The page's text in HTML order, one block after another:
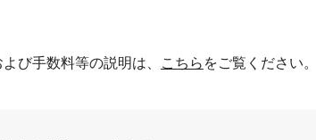
び手数料等の説明は、 こちら をご覧ください。